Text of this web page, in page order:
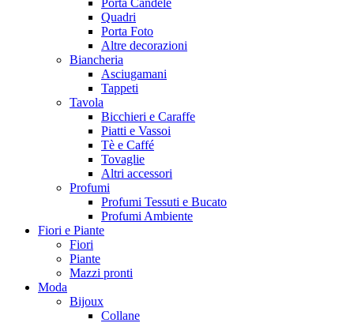
Porta Candele
Quadri
Porta Foto
Altre decorazioni
Biancheria
Asciugamani
Tappeti
Tavola
Bicchieri e Caraffe
Piatti e Vassoi
Tè e Caffé
Tovaglie
Altri accessori
Profumi
Profumi Tessuti e Bucato
Profumi Ambiente
Fiori e Piante
Fiori
Piante
Mazzi pronti
Moda
Bijoux
Collane